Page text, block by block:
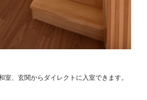
室、玄関からダイレクトに入室できます。